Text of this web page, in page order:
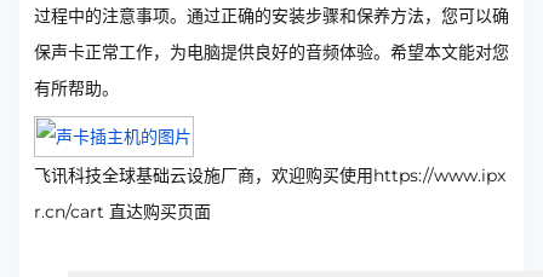
过程中的注意事项。通过正确的安装步骤和保养方法，您可以确
保声卡正常工作，为电脑提供良好的音频体验。希望本文能对您
有所帮助。
飞讯科技全球基础云设施厂商，欢迎购买使用https://www.ipx
r.cn/cart 直达购买页面